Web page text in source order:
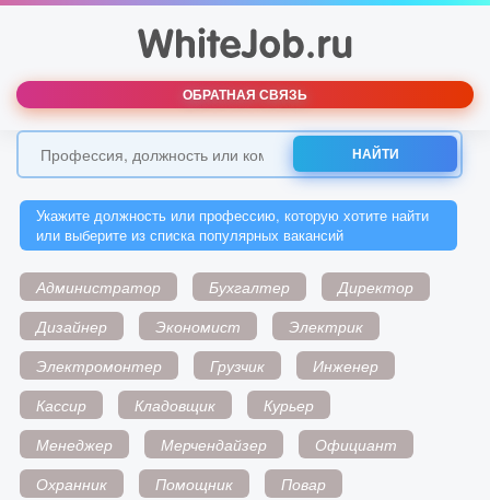
ОБРАТНАЯ СВЯЗЬ
НАЙТИ
Укажите должность или профессию, которую хотите найти
или выберите из списка популярных вакансий
Администратор Бухгалтер
Директор
Дизайнер
Экономист
Электрик
Электромонтер
Грузчик
Инженер
Кассир
Кладовщик
Курьер
Менеджер
Мерчендайзер
Официант
Охранник
Помощник
Повар